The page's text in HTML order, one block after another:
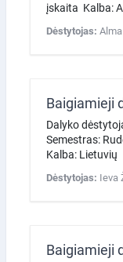
įskaita Kalba:
Dėstytojas:
Baigiamieji
Dalyko
Semestras:
Kalba: Lietuvių
Dėstytojas: Ieva
Baigiamieji